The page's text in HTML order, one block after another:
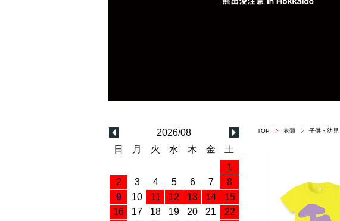
TOP 衣類 子供・幼児
2026/08
日
月 火 水 木 金
土
1
2
3 4 5 6 7
8
9
10 11 12 13 14
15
16
17 18 19 20 21
22